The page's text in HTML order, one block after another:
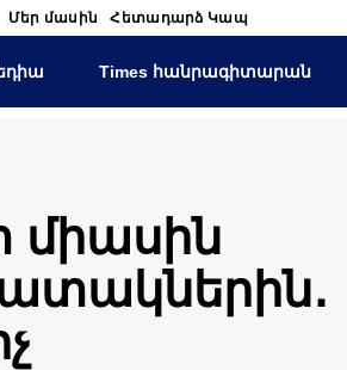
Մեր մասին Հետադարձ Կապ
Times հանրագիտարան
միասին